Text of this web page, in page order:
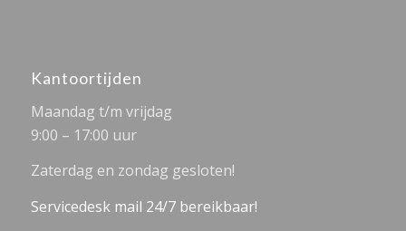
Kantoortijden
Maandag t/m vrijdag
9:00 – 17:00 uur
Zaterdag en zondag gesloten!
Servicedesk mail 24/7 bereikbaar!